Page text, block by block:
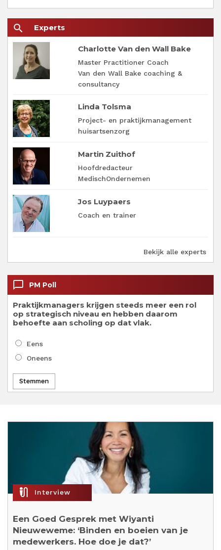
search Experts
Charlotte Van den Wall Bake
Master Practitioner Coach
Van den Wall Bake coaching &
consultancy
Linda Tolsma
Project- en praktijkmanagement
huisartsenzorg
Martin Zuithof
Hoofdredacteur
MedischOndernemen
Jos Luypaers
Coach en trainer
Bekijk alle experts
chat_bubble_outline PM Poll
Praktijkmanagers krijgen steeds meer een rol
op strategisch niveau en hebben daarom
behoefte aan scholing op dat vlak.
Keuzen
Eens
Oneens
mic_external_on Interview
Een Goed Gesprek met Wiyanti
Nieuweweme: ‘Binden en boeien van je
medewerkers. Hoe doe je dat?’